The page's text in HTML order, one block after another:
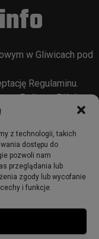
z technologii, takich
dostępu do
pozwoli nam
przeglądania lub
zgody lub wycofanie
i funkcje.
w Gliwicach pod
Regulaminu.
wPolityce Plików